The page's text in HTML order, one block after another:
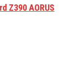
Z390 AORUS